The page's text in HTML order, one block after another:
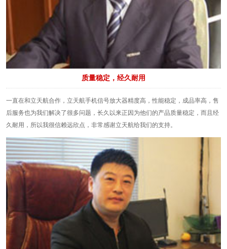
质量稳定，经久耐用
一直在和立天航合作，立天航手机信号放大器精度高，性能稳定，成品率高，售
后服务也为我们解决了很多问题，长久以来正因为他们的产品质量稳定，而且经
久耐用，所以我很信赖远欣点，非常感谢立天航给我们的支持。